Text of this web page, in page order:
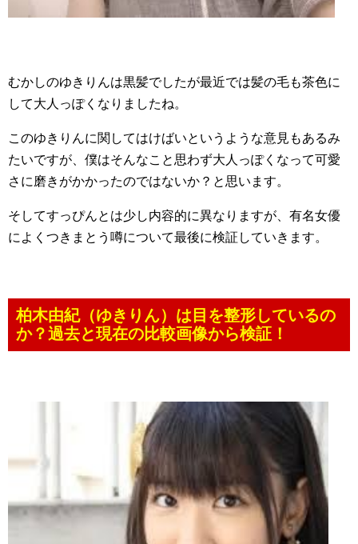
むかしのゆきりんは黒髪でしたが最近では髪の毛も茶色に
して大人っぽくなりましたね。
このゆきりんに関してはけばいというような意見もあるみ
たいですが、僕はそんなこと思わず大人っぽくなって可愛
さに磨きがかかったのではないか？と思います。
そしてすっぴんとは少し内容的に異なりますが、有名女優
によくつきまとう噂について最後に検証していきます。
柏木由紀（ゆきりん）は目を整形しているの
か？過去と現在の比較画像から検証！